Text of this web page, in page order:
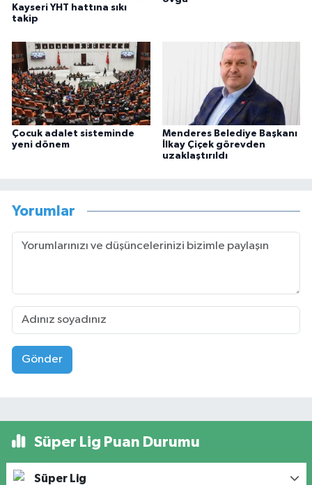
Kayseri YHT hattına sıkı
takip
Çocuk adalet sisteminde
yeni dönem
Menderes Belediye Başkanı
İlkay Çiçek görevden
uzaklaştırıldı
Yorumlar
Gönder
Süper Lig Puan Durumu
Süper Lig